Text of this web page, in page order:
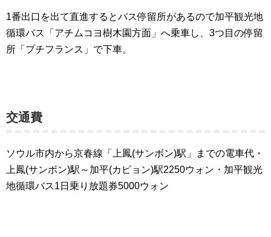
1番出口を出て直進するとバス停留所があるので加平観光地
循環バス「アチムコヨ樹木園方面」へ乗車し、3つ目の停留
所「プチフランス」で下車。
交通費
ソウル市内から京春線「上鳳(サンボン)駅」までの電車代・
上鳳(サンボン)駅～加平(カピョン)駅2250ウォン・加平観光
地循環バス1日乗り放題券5000ウォン